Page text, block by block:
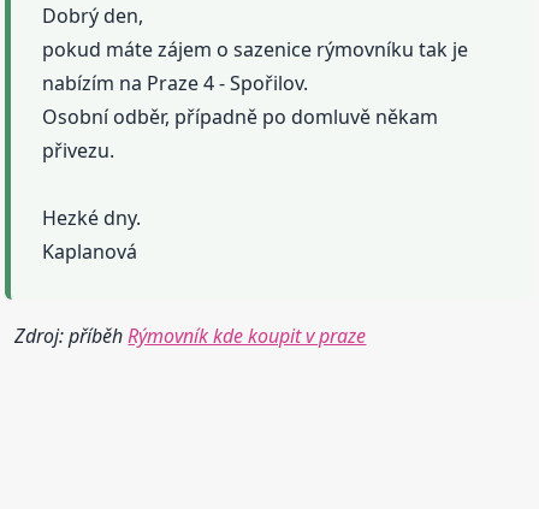
Dobrý den,
pokud máte zájem o sazenice rýmovníku tak je
nabízím na Praze 4 - Spořilov.
Osobní odběr, případně po domluvě někam
přivezu.
Hezké dny.
Kaplanová
Zdroj: příběhRýmovník kde koupit v praze